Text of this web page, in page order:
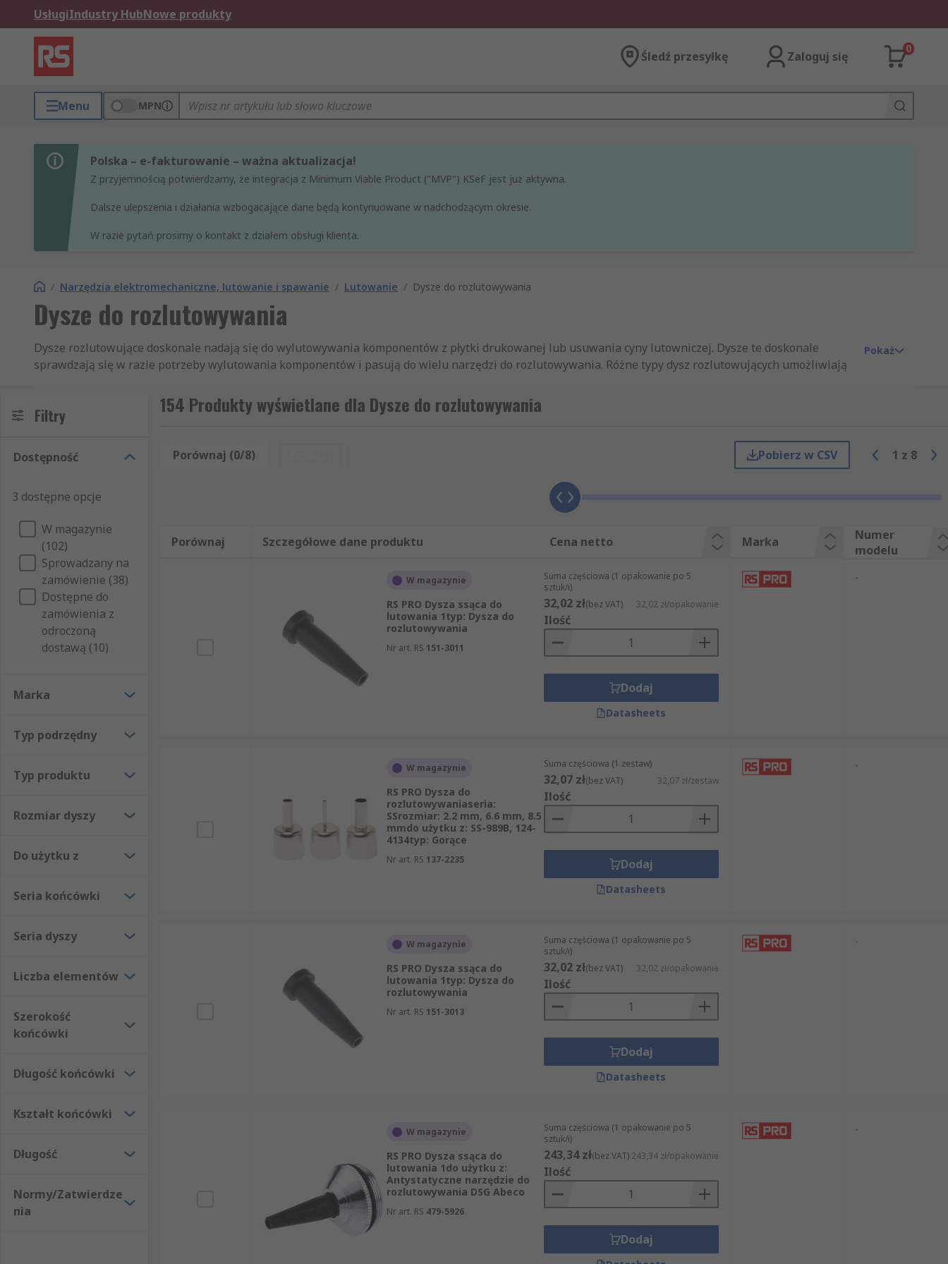
UsługiIndustry HubNowe produkty
Śledź przesyłkę Zaloguj się
0
Menu MPN
Polska – e-fakturowanie – ważna aktualizacja!
Z przyjemnością potwierdzamy, że integracja z Minimum Viable Product ("MVP") KSeF jest już aktywna.
Dalsze ulepszenia i działania wzbogacające dane będą kontynuowane w nadchodzącym okresie.
W razie pytań prosimy o kontakt z działem obsługi klienta.
/ Narzędzia elektromechaniczne, lutowanie i spawanie / Lutowanie / Dysze do rozlutowywania
Dysze do rozlutowywania
Dysze rozlutowujące doskonale nadają się do wylutowywania komponentów z płytki drukowanej lub usuwania cyny lutowniczej. Dysze te doskonale
sprawdzają się w razie potrzeby wylutowania komponentów i pasują do wielu narzędzi do rozlutowywania. Różne typy dysz rozlutowujących umożliwiają
Wszystkie dysze i końcówki do rozlutowywania spełniają wymagania producentów, a nasza oferta obejmuje czołowe marki, takie jak Abeco, CK, Ersa,
Metcal, Rapid, Weller i RS Pro.
Dysze rozlutowujące nadają się do:
Rozlutownice
Kolby rozlutowujące
Lutownice gazowe
Zastosowania
Dysze i końcówki do rozlutowywania są istotnymi akcesoriami do lutowniczego sprzętu do rozlutowywania i mają następujące zastosowania:
Obsługa układów elektronicznych i elektrycznych
Pokaż
Filtry
Dostępność
3 dostępne opcje
W magazynie
(102)
Sprowadzany na
zamówienie (38)
Dostępne do
zamówienia z
odroczoną
dostawą (10)
Marka
Typ podrzędny
Typ produktu
Rozmiar dyszy
Do użytku z
Seria końcówki
Seria dyszy
Liczba elementów
Szerokość
końcówki
Długość końcówki
Kształt końcówki
Długość
Normy/Zatwierdze
nia
154 Produkty wyświetlane dla Dysze do rozlutowywania
Porównaj (0/8) Pobierz w CSV 1 z 8
Porównaj Szczegółowe dane produktu Cena netto Marka
Numer
modelu
W magazynie
RS PRO Dysza ssąca do
lutowania 1typ: Dysza do
rozlutowywania
Nr art. RS 151-3011
Suma częściowa (1 opakowanie po 5
sztuk/i)
32,02 zł(bez VAT) 32,02 zł/opakowanie
Ilość
Dodaj
Datasheets
-
W magazynie
RS PRO Dysza do
rozlutowywaniaseria:
SSrozmiar: 2.2 mm, 6.6 mm, 8.5
mmdo użytku z: SS-989B, 124-
4134typ: Gorące
Nr art. RS 137-2235
Suma częściowa (1 zestaw)
32,07 zł(bez VAT) 32,07 zł/zestaw
Ilość
Dodaj
Datasheets
-
W magazynie
RS PRO Dysza ssąca do
lutowania 1typ: Dysza do
rozlutowywania
Nr art. RS 151-3013
Suma częściowa (1 opakowanie po 5
sztuk/i)
32,02 zł(bez VAT) 32,02 zł/opakowanie
Ilość
Dodaj
Datasheets
-
W magazynie
RS PRO Dysza ssąca do
lutowania 1do użytku z:
Antystatyczne narzędzie do
rozlutowywania DSG Abeco
Nr art. RS 479-5926
Suma częściowa (1 opakowanie po 5
sztuk/i)
243,34 zł(bez VAT) 243,34 zł/opakowanie
Ilość
Dodaj
-